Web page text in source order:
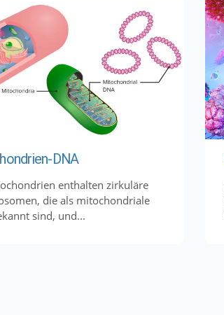
DNA
enthalten zirkuläre
die als mitochondriale
sind, und...